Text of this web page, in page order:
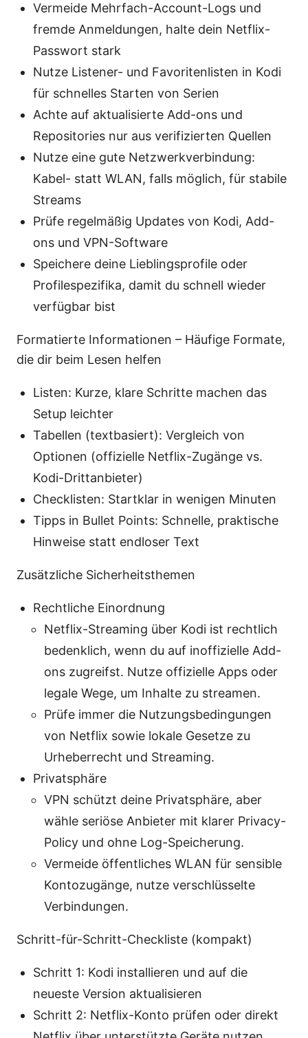
Vermeide Mehrfach-Account-Logs und
fremde Anmeldungen, halte dein Netflix-
Passwort stark
Nutze Listener- und Favoritenlisten in Kodi
für schnelles Starten von Serien
Achte auf aktualisierte Add-ons und
Repositories nur aus verifizierten Quellen
Nutze eine gute Netzwerkverbindung:
Kabel- statt WLAN, falls möglich, für stabile
Streams
Prüfe regelmäßig Updates von Kodi, Add-
ons und VPN-Software
Speichere deine Lieblingsprofile oder
Profilespezifika, damit du schnell wieder
verfügbar bist
Formatierte Informationen – Häufige Formate,
die dir beim Lesen helfen
Listen: Kurze, klare Schritte machen das
Setup leichter
Tabellen (textbasiert): Vergleich von
Optionen (offizielle Netflix-Zugänge vs.
Kodi-Drittanbieter)
Checklisten: Startklar in wenigen Minuten
Tipps in Bullet Points: Schnelle, praktische
Hinweise statt endloser Text
Zusätzliche Sicherheitsthemen
Rechtliche Einordnung
Netflix-Streaming über Kodi ist rechtlich
bedenklich, wenn du auf inoffizielle Add-
ons zugreifst. Nutze offizielle Apps oder
legale Wege, um Inhalte zu streamen.
Prüfe immer die Nutzungsbedingungen
von Netflix sowie lokale Gesetze zu
Urheberrecht und Streaming.
Privatsphäre
VPN schützt deine Privatsphäre, aber
wähle seriöse Anbieter mit klarer Privacy-
Policy und ohne Log-Speicherung.
Vermeide öffentliches WLAN für sensible
Kontozugänge, nutze verschlüsselte
Verbindungen.
Schritt-für-Schritt-Checkliste (kompakt)
Schritt 1: Kodi installieren und auf die
neueste Version aktualisieren
Schritt 2: Netflix-Konto prüfen oder direkt